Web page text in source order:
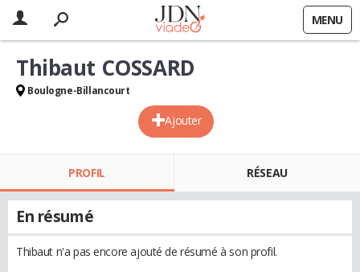
MENU
Ajouter
Thibaut COSSARD
Boulogne-Billancourt
PROFIL RÉSEAU
En résumé
Thibaut n'a pas encore ajouté de résumé à son profil.